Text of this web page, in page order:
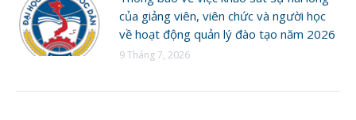
của giảng viên, viên chức và người học
về hoạt động quản lý đào tạo năm 2026
9 Tháng 7, 2026